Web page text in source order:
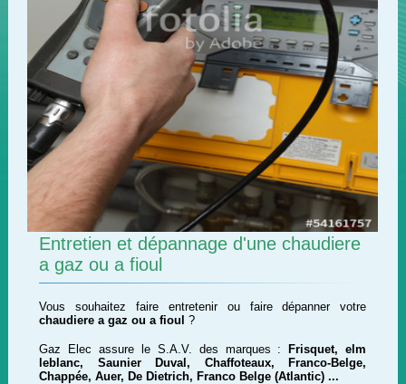
Entretien et dépannage d'une chaudiere
a gaz ou a fioul
Vous souhaitez faire entretenir ou faire dépanner votre
chaudiere a gaz ou a fioul ?
Gaz Elec assure le S.A.V. des marques :
Frisquet, elm
leblanc, Saunier Duval, Chaffoteaux, Franco-Belge,
Chappée, Auer, De Dietrich, Franco Belge (Atlantic) ...